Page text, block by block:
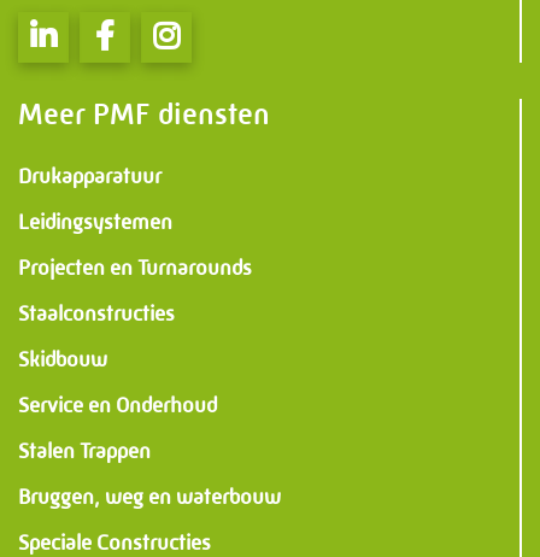
Meer PMF diensten
Drukapparatuur
Leidingsystemen
Projecten en Turnarounds
Staalconstructies
Skidbouw
Service en Onderhoud
Stalen Trappen
Bruggen, weg en waterbouw
Speciale Constructies